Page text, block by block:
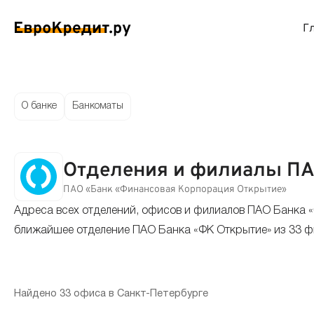
на карту
без отказа
с плохой КИ
до зарплаты
Мгновенные займы
Лучшие займы
Круглосуточные займы
С
Кредитные карты
Кредитные карты
О банке Банкоматы
Отделения и филиалы
ПАО «Банк «Финансовая Корпорация Открытие»
Адреса всех отделений, офисов и филиалов ПАО Банка
ближайшее отделение ПАО Банка «ФК Открытие» из 33
Найдено 33 офиса в Санкт-Петербурге